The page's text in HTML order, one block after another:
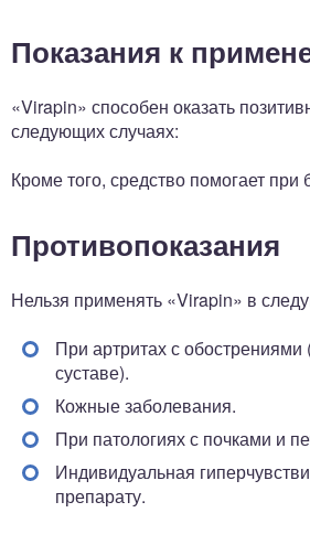
Показания к
«Virapin» способен оказать
следующих случаях:
Кроме того, средство помогает при
Противопоказания
Нельзя применять «Virapin» в
При артритах с обострениями
суставе).
Кожные заболевания.
При патологиях с почками и
Индивидуальная
препарату.